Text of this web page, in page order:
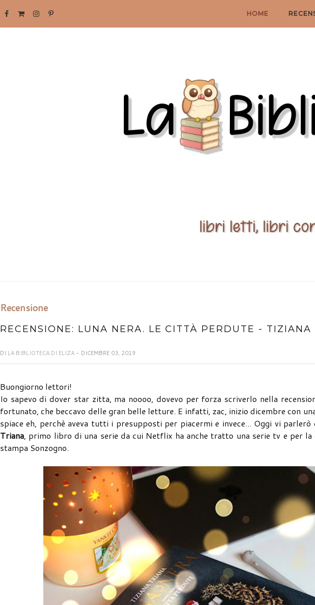
HOME
Recensione
RECENSIONE: LUNA NERA. LE CITTÀ PERDUTE - TIZIANA
DI LA BIBLIOTECA DI ELIZA - DICEMBRE 03, 2019
Buongiorno lettori!
Io sapevo di dover star zitta, ma noooo, dovevo per forza scriverlo nella
fortunato, che beccavo delle gran belle letture. E infatti, zac, inizio dicembre con
spiace eh, perchè aveva tutti i presupposti per piacermi e invece... Oggi vi parlerò
Triana, primo libro di una serie da cui Netflix ha anche tratto una serie tv e per
stampa Sonzogno.